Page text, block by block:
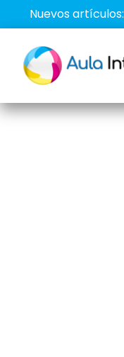
Saltar
al
contenido
Nuevos artículos: